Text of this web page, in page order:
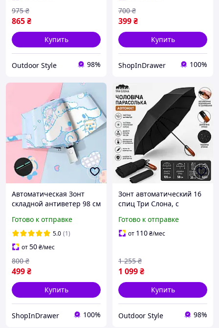
865₴
975 ₴
Купить
Outdoor Style 98%
399₴
700 ₴
Купить
ShopInDrawer 100%
Автоматическая Зонт
складной антиветер 98 см
каркас, мужская, женская,
зонтик женский мужской
Готово к отправке
5.0 (1)
от50₴/мес
499₴
800 ₴
Купить
ShopInDrawer 100%
Зонт автоматический 16
спиц Три Слона, с
складной
Готово к отправке
от 110₴/мес
1 099₴
1 255 ₴
Купить
Outdoor Style 98%